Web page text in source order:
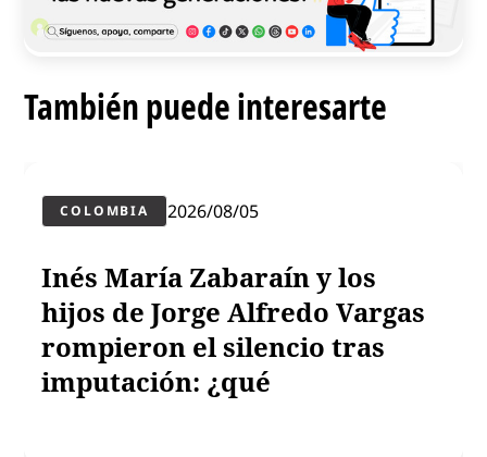
También puede interesarte
COLOMBIA 2026/08/05
Inés María Zabaraín y los
hijos de Jorge Alfredo Vargas
rompieron el silencio tras
imputación: ¿qué